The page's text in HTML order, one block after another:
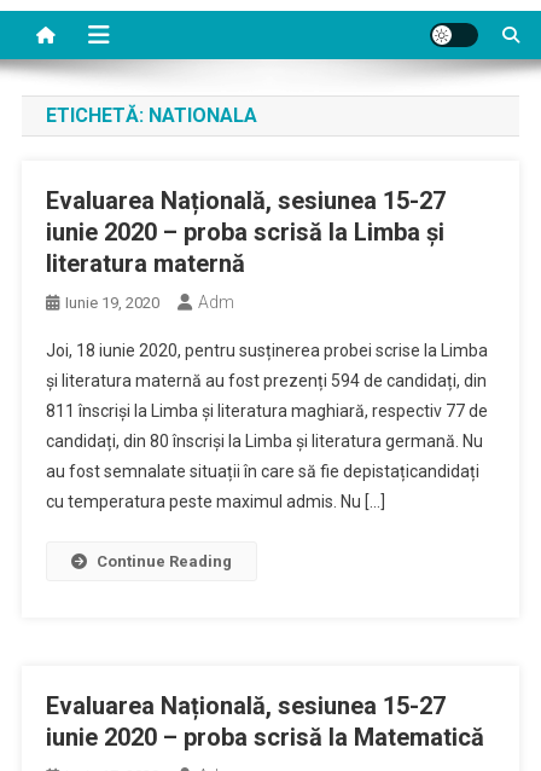
ETICHETĂ: NATIONALA
Evaluarea Națională, sesiunea 15-27
iunie 2020 – proba scrisă la Limba și
literatura maternă
Iunie 19, 2020 Adm
Joi, 18 iunie 2020, pentru susținerea probei scrise la Limba
și literatura maternă au fost prezenți 594 de candidați, din
811 înscriși la Limba și literatura maghiară, respectiv 77 de
candidați, din 80 înscriși la Limba și literatura germană. Nu
au fost semnalate situații în care să fie depistațicandidați
cu temperatura peste maximul admis. Nu […]
Continue Reading
Evaluarea Națională, sesiunea 15-27
iunie 2020 – proba scrisă la Matematică